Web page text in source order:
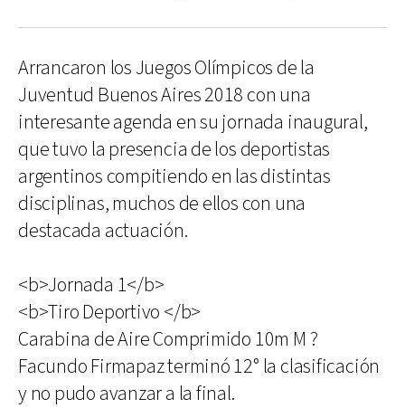
Arrancaron los Juegos Olímpicos de la
Juventud Buenos Aires 2018 con una
interesante agenda en su jornada inaugural,
que tuvo la presencia de los deportistas
argentinos compitiendo en las distintas
disciplinas, muchos de ellos con una
destacada actuación.
<b>Jornada 1</b>
<b>Tiro Deportivo </b>
Carabina de Aire Comprimido 10m M ?
Facundo Firmapaz terminó 12° la clasificación
y no pudo avanzar a la final.